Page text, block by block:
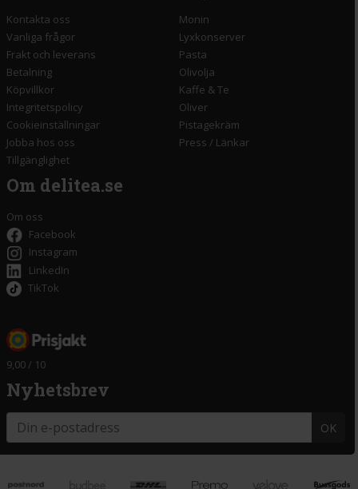
Kontakta oss
Vanliga frågor
Frakt och leverans
Betalning
Köpvillkor
Integritetspolicy
Cookieinställningar
Jobba hos oss
Tillgänglighet
Monin
Lyxkonserver
Pasta
Olivolja
Kaffe & Te
Oliver
Pistagekräm
Press / Länkar
Om delitea.se
Om oss
Facebook
Instagram
LinkedIn
TikTok
9,00 / 10
Nyhetsbrev
OK